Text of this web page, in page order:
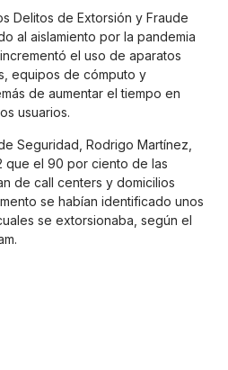
Delitos de Extorsión y Fraude
al aislamiento por la pandemia
el uso de aparatos
equipos de cómputo y
de aumentar el tiempo en
usuarios.
Seguridad, Rodrigo Martínez,
que el 90 por ciento de las
de call centers y domicilios
se habían identificado unos
se extorsionaba, según el